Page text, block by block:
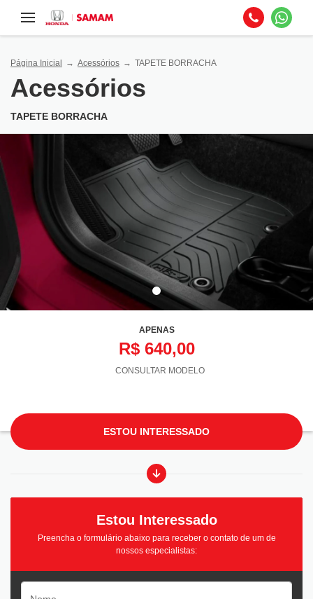
Página Inicial Acessórios TAPETE BORRACHA
Acessórios
TAPETE BORRACHA
APENAS
R$ 640,00
CONSULTAR MODELO
ESTOU INTERESSADO
Estou Interessado
Preencha o formulário abaixo para receber o contato de um de
nossos especialistas: